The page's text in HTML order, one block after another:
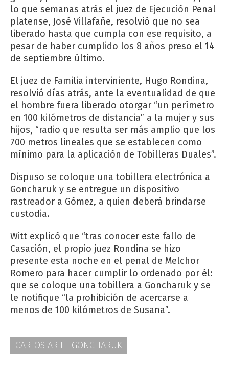
lo que semanas atrás el juez de Ejecución Penal
platense, José Villafañe, resolvió que no sea
liberado hasta que cumpla con ese requisito, a
pesar de haber cumplido los 8 años preso el 14
de septiembre último.
El juez de Familia interviniente, Hugo Rondina,
resolvió días atrás, ante la eventualidad de que
el hombre fuera liberado otorgar “un perímetro
en 100 kilómetros de distancia” a la mujer y sus
hijos, “radio que resulta ser más amplio que los
700 metros lineales que se establecen como
mínimo para la aplicación de Tobilleras Duales”.
Dispuso se coloque una tobillera electrónica a
Goncharuk y se entregue un dispositivo
rastreador a Gómez, a quien deberá brindarse
custodia.
Witt explicó que “tras conocer este fallo de
Casación, el propio juez Rondina se hizo
presente esta noche en el penal de Melchor
Romero para hacer cumplir lo ordenado por él:
que se coloque una tobillera a Goncharuk y se
le notifique “la prohibición de acercarse a
menos de 100 kilómetros de Susana”.
CARLOS ARIEL GONCHARUK